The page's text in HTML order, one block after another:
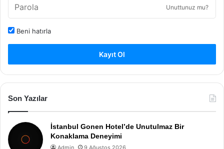
Unuttunuz mu?
Beni hatırla
Kayıt Ol
Son Yazılar
İstanbul Gonen Hotel’de Unutulmaz Bir
Konaklama Deneyimi
Admin 9 Ağustos 2026